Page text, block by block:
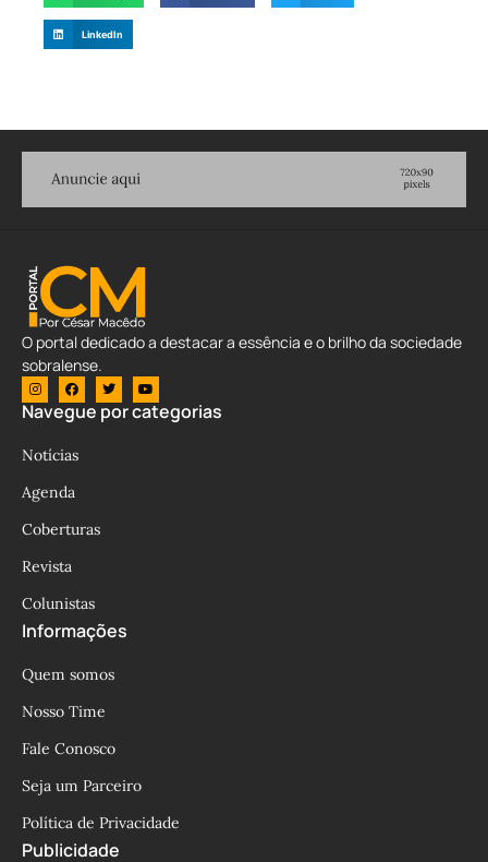
LinkedIn
O portal dedicado a destacar a essência e o brilho da sociedade
sobralense.
Navegue por categorias
Notícias
Agenda
Coberturas
Revista
Colunistas
Informações
Quem somos
Nosso Time
Fale Conosco
Seja um Parceiro
Política de Privacidade
Publicidade